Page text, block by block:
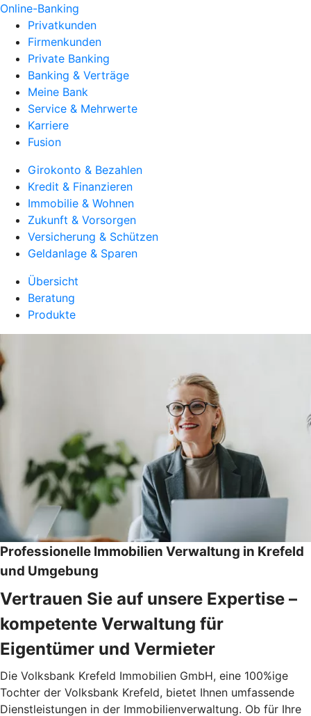
Online-Banking
Privatkunden
Firmenkunden
Private Banking
Banking & Verträge
Meine Bank
Service & Mehrwerte
Karriere
Fusion
Girokonto & Bezahlen
Kredit & Finanzieren
Immobilie & Wohnen
Zukunft & Vorsorgen
Versicherung & Schützen
Geldanlage & Sparen
Übersicht
Beratung
Produkte
Professionelle Immobilien Verwaltung in Krefeld
und Umgebung
Vertrauen Sie auf unsere Expertise –
kompetente Verwaltung für
Eigentümer und Vermieter
Die Volksbank Krefeld Immobilien GmbH, eine 100%ige
Tochter der Volksbank Krefeld, bietet Ihnen umfassende
Dienstleistungen in der Immobilienverwaltung. Ob für Ihre